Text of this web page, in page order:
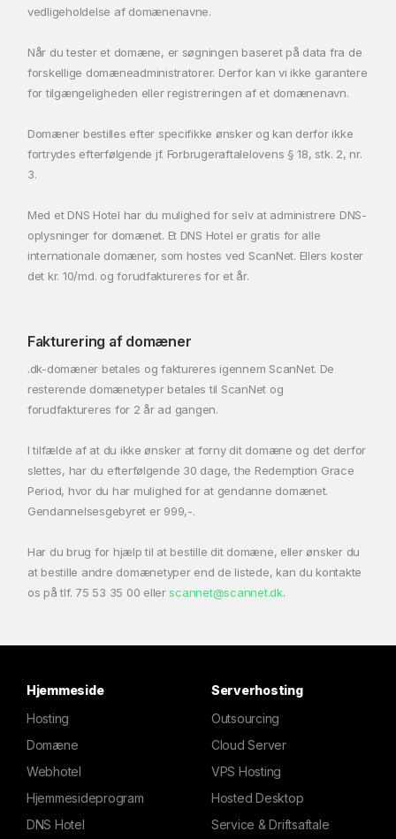
vedligeholdelse af domænenavne.
Når du tester et domæne, er søgningen baseret på data fra de
forskellige domæneadministratorer. Derfor kan vi ikke garantere
for tilgængeligheden eller registreringen af et domænenavn.
Domæner bestilles efter specifikke ønsker og kan derfor ikke
fortrydes efterfølgende jf. Forbrugeraftalelovens § 18, stk. 2, nr.
3.
Med et DNS Hotel har du mulighed for selv at administrere DNS-
oplysninger for domænet. Et DNS Hotel er gratis for alle
internationale domæner, som hostes ved ScanNet. Ellers koster
det kr. 10/md. og forudfaktureres for et år.
Fakturering af domæner
.dk-domæner betales og faktureres igennem ScanNet. De
resterende domænetyper betales til ScanNet og
forudfaktureres for 2 år ad gangen.
I tilfælde af at du ikke ønsker at forny dit domæne og det derfor
slettes, har du efterfølgende 30 dage, the Redemption Grace
Period, hvor du har mulighed for at gendanne domænet.
Gendannelsesgebyret er 999,-.
Har du brug for hjælp til at bestille dit domæne, eller ønsker du
at bestille andre domænetyper end de listede, kan du kontakte
os på tlf. 75 53 35 00 ellerscannet@scannet.dk.
Hjemmeside
Hosting
Domæne
Webhotel
Hjemmesideprogram
DNS Hotel
Serverhosting
Outsourcing
Cloud Server
VPS Hosting
Hosted Desktop
Service & Driftsaftale